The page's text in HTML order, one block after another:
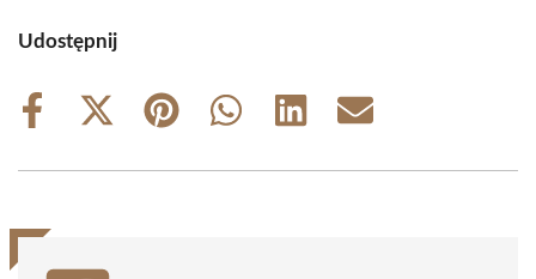
Udostępnij
Share
Share
(Twitter)
Share
Share
Share
Share